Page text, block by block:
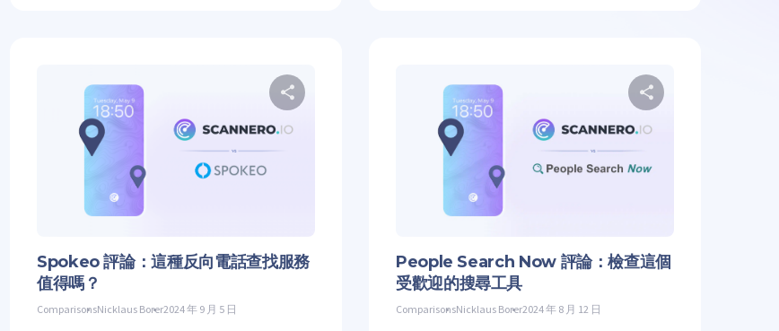
分享这篇文章 分享这篇文章
Spokeo 評論：這種反向電話查找服務
值得嗎？
ComparisonsNicklaus Borer2024 年 9 月 5 日
People Search Now 評論：檢查這個
受歡迎的搜尋工具
ComparisonsNicklaus Borer2024 年 8 月 12 日